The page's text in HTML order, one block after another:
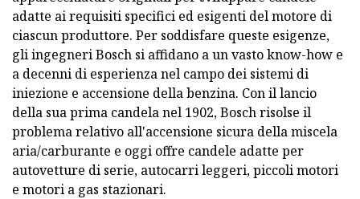
adatte ai requisiti specifici ed esigenti del motore di
ciascun produttore. Per soddisfare queste esigenze,
gli ingegneri Bosch si affidano a un vasto know-how e
a decenni di esperienza nel campo dei sistemi di
iniezione e accensione della benzina. Con il lancio
della sua prima candela nel 1902, Bosch risolse il
problema relativo all'accensione sicura della miscela
aria/carburante e oggi offre candele adatte per
autovetture di serie, autocarri leggeri, piccoli motori
e motori a gas stazionari.